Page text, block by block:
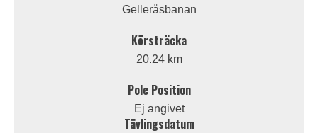
Gelleråsbanan
Körsträcka
20.24 km
Pole Position
Ej angivet
Tävlingsdatum